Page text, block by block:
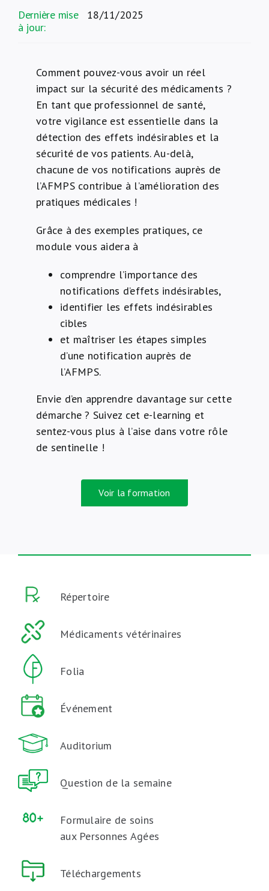
Dernière mise
à jour:
18/11/2025
Comment pouvez-vous avoir un réel
impact sur la sécurité des médicaments ?
En tant que professionnel de santé,
votre vigilance est essentielle dans la
détection des effets indésirables et la
sécurité de vos patients. Au-delà,
chacune de vos notifications auprès de
l’AFMPS contribue à l’amélioration des
pratiques médicales !
Grâce à des exemples pratiques, ce
module vous aidera à
comprendre l’importance des
notifications d’effets indésirables,
identifier les effets indésirables
cibles
et maîtriser les étapes simples
d’une notification auprès de
l’AFMPS.
Envie d’en apprendre davantage sur cette
démarche ? Suivez cet e-learning et
sentez-vous plus à l’aise dans votre rôle
de sentinelle !
Voir la formation
Répertoire
Médicaments vétérinaires
Folia
Événement
Auditorium
Question de la semaine
Formulaire de soins
aux Personnes Agées
Téléchargements